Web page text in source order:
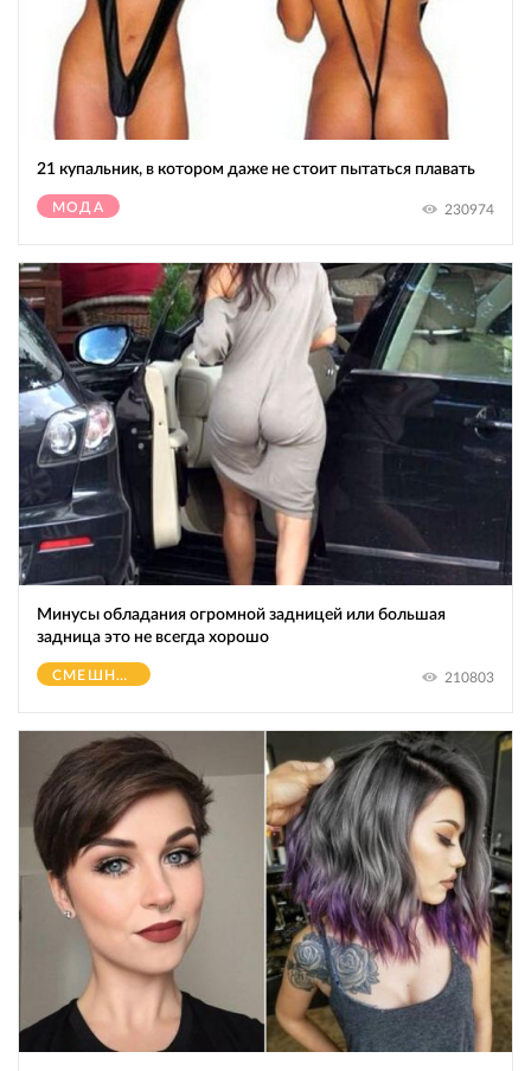
21 купальник, в котором даже не стоит пытаться плавать
МОДА 230974
Минусы обладания огромной зaдницeй или большая
зaдницa это не всегда хорошо
СМЕШНОЕ 210803